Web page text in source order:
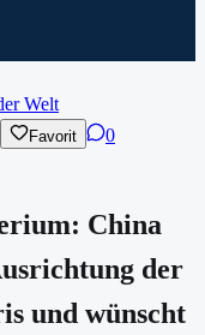
Welt
Favorit
0
China
der
und wünscht